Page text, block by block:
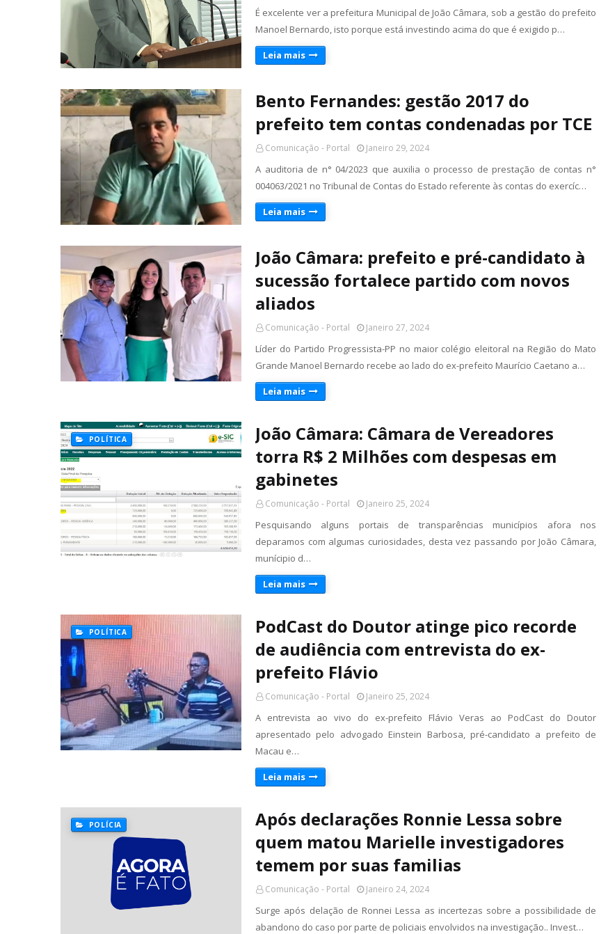
É excelente ver a prefeitura Municipal de João Câmara, sob a gestão do prefeito
Manoel Bernardo, isto porque está investindo acima do que é exigido p…
Leia mais
Bento Fernandes: gestão 2017 do
prefeito tem contas condenadas por TCE
Comunicação - Portal Janeiro 29, 2024
A auditoria de n° 04/2023 que auxilia o processo de prestação de contas n°
004063/2021 no Tribunal de Contas do Estado referente às contas do exercíc…
Leia mais
João Câmara: prefeito e pré-candidato à
sucessão fortalece partido com novos
aliados
Comunicação - Portal Janeiro 27, 2024
Líder do Partido Progressista-PP no maior colégio eleitoral na Região do Mato
Grande Manoel Bernardo recebe ao lado do ex-prefeito Maurício Caetano a…
Leia mais
POLÍTICA
João Câmara: Câmara de Vereadores
torra R$ 2 Milhões com despesas em
gabinetes
Comunicação - Portal Janeiro 25, 2024
Pesquisando alguns portais de transparências municípios afora nos
deparamos com algumas curiosidades, desta vez passando por João Câmara,
munícipio d…
Leia mais
POLÍTICA
PodCast do Doutor atinge pico recorde
de audiência com entrevista do ex-
prefeito Flávio
Comunicação - Portal Janeiro 25, 2024
A entrevista ao vivo do ex-prefeito Flávio Veras ao PodCast do Doutor
apresentado pelo advogado Einstein Barbosa, pré-candidato a prefeito de
Macau e…
Leia mais
POLÍCIA
Após declarações Ronnie Lessa sobre
quem matou Marielle investigadores
temem por suas familias
Comunicação - Portal Janeiro 24, 2024
Surge após delação de Ronnei Lessa as incertezas sobre a possibilidade de
abandono do caso por parte de policiais envolvidos na investigação.. Invest…